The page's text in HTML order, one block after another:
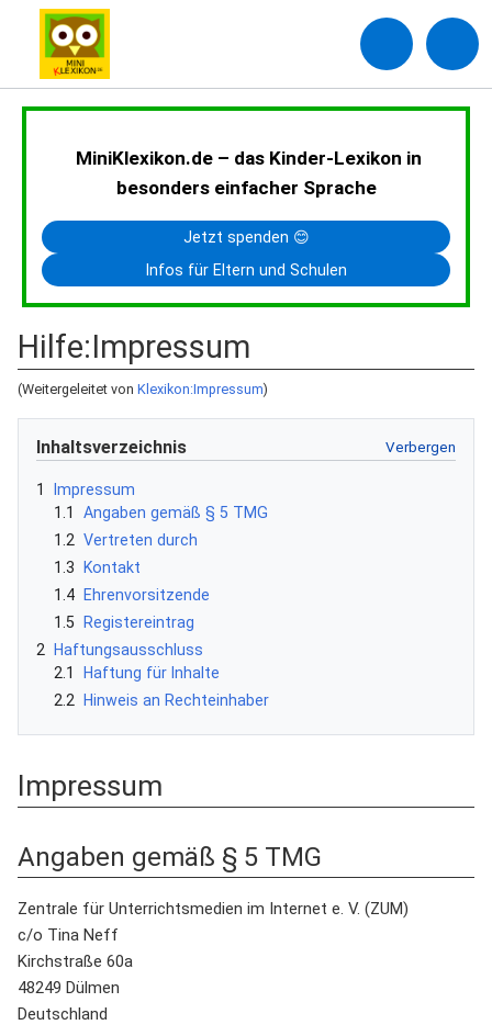
MiniKlexikon.de – das Kinder-Lexikon in
besonders einfacher Sprache
Jetzt spenden 😊
Infos für Eltern und Schulen
Hilfe:Impressum
(Weitergeleitet von Klexikon:Impressum)
Inhaltsverzeichnis
1
Impressum
1.1
Angaben gemäß § 5 TMG
1.2 Vertreten durch
1.3 Kontakt
1.4 Ehrenvorsitzende
1.5 Registereintrag
2 Haftungsausschluss
2.1
Haftung für Inhalte
2.2 Hinweis an Rechteinhaber
Impressum
Angaben gemäß § 5 TMG
Zentrale für Unterrichtsmedien im Internet e. V. (ZUM)
c/o Tina Neff
Kirchstraße 60a
48249 Dülmen
Deutschland